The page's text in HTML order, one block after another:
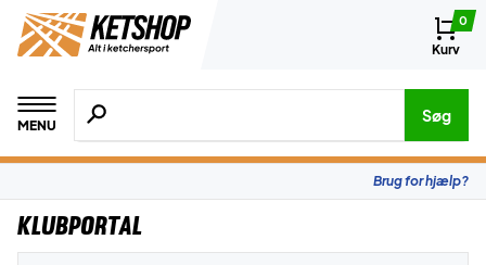
0
Kurv
MENU
Søg efter produkter, mærker etc.
Søg
Brug for hjælp?
Klubportal